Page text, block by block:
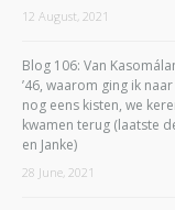
12 August, 2021
Blog 106: Van
’46, waarom ging ik
nog eens kisten, we
kwamen terug (laatste
en Janke)
28 June, 2021